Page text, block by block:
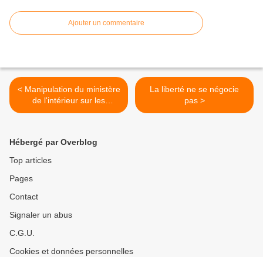
Ajouter un commentaire
< Manipulation du ministère
de l'intérieur sur les
résultats des législatives ?
La liberté ne se négocie
pas >
Hébergé par Overblog
Top articles
Pages
Contact
Signaler un abus
C.G.U.
Cookies et données personnelles